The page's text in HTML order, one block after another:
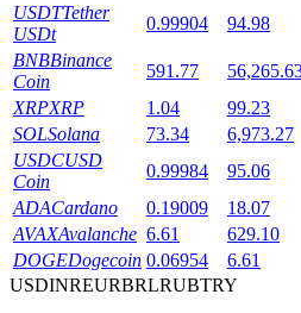
Đặt cọc linh hoạt để kiếm được
Khóa BTR
USDTTether
USDt
0.99904 94.98
BNBBinance
Coin
591.77
XRPXRP 1.04 99.23
SOLSolana 73.34 6,973.27
USDCUSD
Coin
0.99984 95.06
ADACardano 0.19009 18.07
AVAXAvalanche 6.61 629.10
DOGEDogecoin 0.06954 6.61
USDINREURBRLRUBTRY